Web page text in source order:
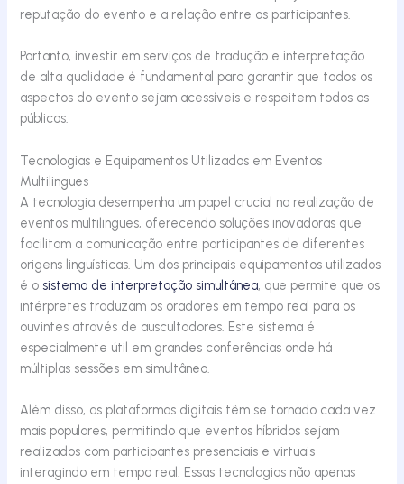
reputação do evento e a relação entre os participantes.
Portanto, investir em serviços de tradução e interpretação
de alta qualidade é fundamental para garantir que todos os
aspectos do evento sejam acessíveis e respeitem todos os
públicos.
Tecnologias e Equipamentos Utilizados em Eventos
Multilingues
A tecnologia desempenha um papel crucial na realização de
eventos multilingues, oferecendo soluções inovadoras que
facilitam a comunicação entre participantes de diferentes
origens linguísticas. Um dos principais equipamentos utilizados
é o sistema de interpretação simultânea, que permite que os
intérpretes traduzam os oradores em tempo real para os
ouvintes através de auscultadores. Este sistema é
especialmente útil em grandes conferências onde há
múltiplas sessões em simultâneo.
Além disso, as plataformas digitais têm se tornado cada vez
mais populares, permitindo que eventos híbridos sejam
realizados com participantes presenciais e virtuais
interagindo em tempo real. Essas tecnologias não apenas